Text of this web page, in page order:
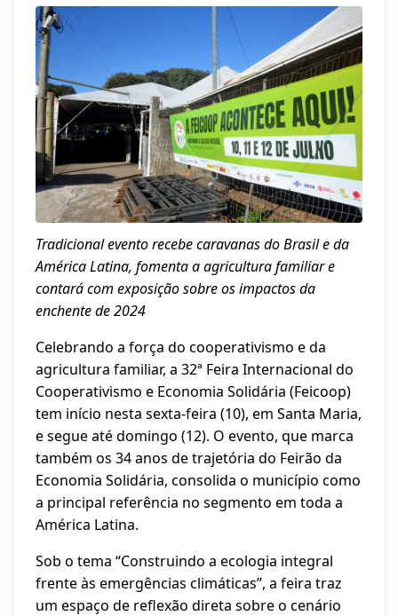
Tradicional evento recebe caravanas do Brasil e da
América Latina, fomenta a agricultura familiar e
contará com exposição sobre os impactos da
enchente de 2024
Celebrando a força do cooperativismo e da
agricultura familiar, a 32ª Feira Internacional do
Cooperativismo e Economia Solidária (Feicoop)
tem início nesta sexta-feira (10), em Santa Maria,
e segue até domingo (12). O evento, que marca
também os 34 anos de trajetória do Feirão da
Economia Solidária, consolida o município como
a principal referência no segmento em toda a
América Latina.
Sob o tema “Construindo a ecologia integral
frente às emergências climáticas”, a feira traz
um espaço de reflexão direta sobre o cenário